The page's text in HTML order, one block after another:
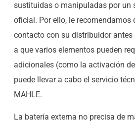
sustituidas o manipuladas por un
oficial. Por ello, le recomendamos
contacto con su distribuidor
a que varios elementos pueden
adicionales (como la activación
puede llevar a cabo el servicio
MAHLE.
La batería externa no precisa de